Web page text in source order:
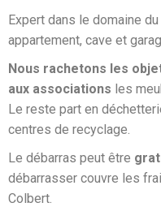
Expert dans le domaine
appartement, cave et
Nous rachetons les
aux associations les
Le reste part en
centres de recyclage.
Le débarras peut être
débarrasser couvre les
Colbert.